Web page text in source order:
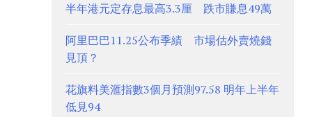
半年港元定存息最高3.3厘 跌市賺息49萬
阿里巴巴11.25公布季績 市場估外賣燒錢
見頂？
花旗料美滙指數3個月預測97.58 明年上半年
低見94